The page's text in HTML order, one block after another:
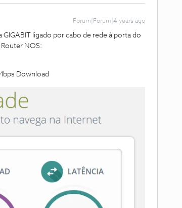
Forum|Forum|4 years ago
ligado por cabo de rede à porta do
NOS:
Download